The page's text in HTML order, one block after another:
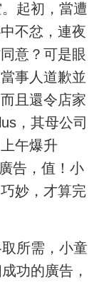
起初，當遭
不忿，連夜
意？可是眼
事人道歉並
且還令店家
，其母公司
午爆升
告，值！小
妙，才算完
所需，小童
功的廣告，